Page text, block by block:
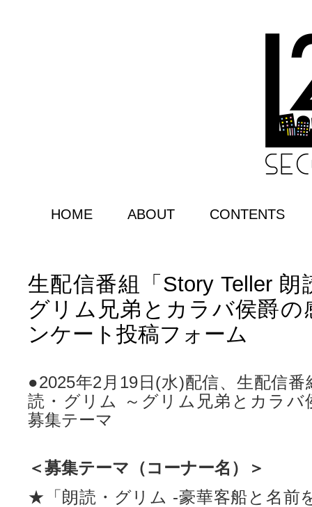
HOME ABOUT CONTENTS
生配信番組「Story Teller
グリム兄弟とカラバ侯爵の
ンケート投稿フォーム
●2025年2月19日(水)配信、生配信番
読・グリム ～グリム兄弟とカラバ
募集テーマ
＜募集テーマ（コーナー名）＞
★「朗読・グリム -豪華客船と名前